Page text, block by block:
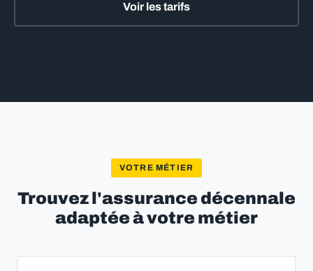
Voir les tarifs
VOTRE MÉTIER
Trouvez l'assurance décennale
adaptée à votre métier